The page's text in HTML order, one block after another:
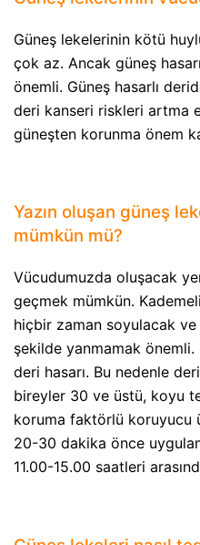
Güneş lekelerinin kötü
çok az. Ancak güneş
önemli. Güneş hasarlı
deri kanseri riskleri artma
güneşten korunma önem
Yazın oluşan güneş
mümkün mü?
Vücudumuzda oluşacak
geçmek mümkün.
hiçbir zaman soyulacak ve
şekilde yanmamak
deri hasarı. Bu nedenle
bireyler 30 ve üstü, koyu
koruma faktörlü koruyucu
20-30 dakika önce
11.00-15.00 saatleri